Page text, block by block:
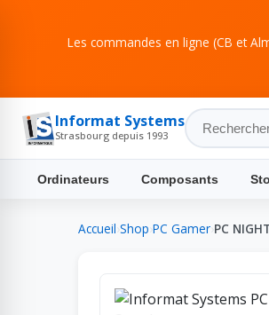
Les commandes en ligne (CB et
Informat Systems
Strasbourg depuis 1993
Ordinateurs Composants
Accueil Shop PC Gamer PC